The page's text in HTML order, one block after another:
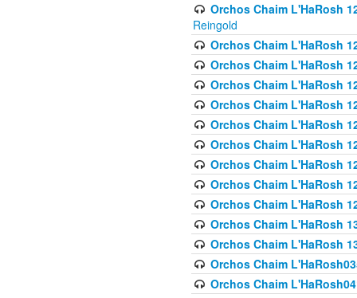
Orchos Chaim L'HaRosh
Reingold
Orchos Chaim L'HaRosh
Orchos Chaim L'HaRosh
Orchos Chaim L'HaRosh
Orchos Chaim L'HaRosh
Orchos Chaim L'HaRosh
Orchos Chaim L'HaRosh
Orchos Chaim L'HaRosh
Orchos Chaim L'HaRosh
Orchos Chaim L'HaRosh
Orchos Chaim L'HaRosh
Orchos Chaim L'HaRosh
Orchos Chaim
Orchos Chaim